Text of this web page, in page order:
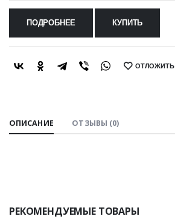
ПОДРОБНЕЕ КУПИТЬ
SHARE: ОТЛОЖИТЬ
ОПИСАНИЕ ОТЗЫВЫ (0)
РЕКОМЕНДУЕМЫЕ ТОВАРЫ